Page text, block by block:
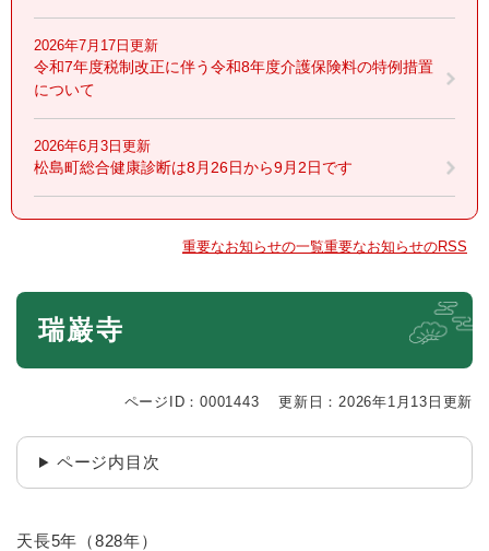
2026年7月17日更新
令和7年度税制改正に伴う令和8年度介護保険料の特例措置
について
2026年6月3日更新
松島町総合健康診断は8月26日から9月2日です
重要なお知らせの一覧重要なお知らせのRSS
本
瑞巌寺
ページID：0001443 更新日：2026年1月13日更新
ページ内目次
天長5年（828年）